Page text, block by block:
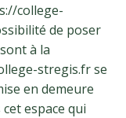
college-
de poser
à la
stregis.fr se
en demeure
espace qui